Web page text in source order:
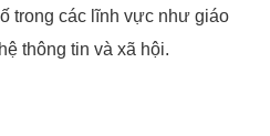
trong các lĩnh vực như giáo
thông tin và xã hội.